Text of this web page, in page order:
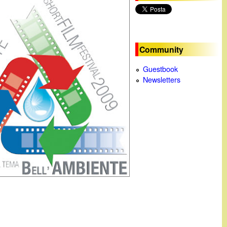
Community
Guestbook
Newsletters